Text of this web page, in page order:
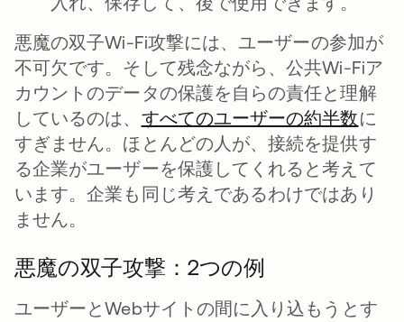
悪魔の双子Wi-Fi攻撃には、ユーザーの参加が
不可欠です。そして残念ながら、公共Wi-Fiア
カウントのデータの保護を自らの責任と理解
しているのは、 すべてのユーザーの約半数新し
に
すぎません。ほとんどの人が、接続を提供す
る企業がユーザーを保護してくれると考えて
います。企業も同じ考えであるわけではあり
ません。
悪魔の双子攻撃：2つの例
ユーザーとWebサイトの間に入り込もうとす